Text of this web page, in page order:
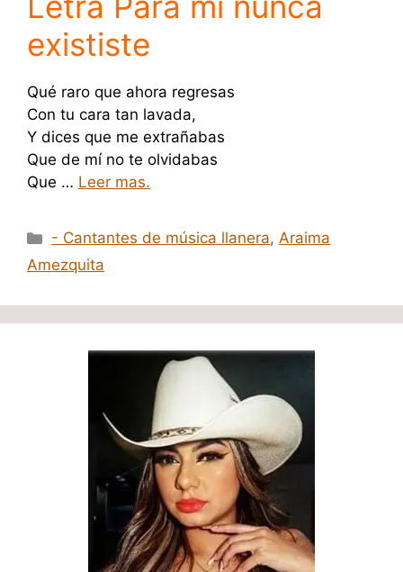
exististe
Qué raro que ahora regresas
Con tu cara tan lavada,
Y dices que me extrañabas
Que de mí no te olvidabas
Que … Leer mas.
Categorías
- Cantantes de música llanera,Araima
Amezquita